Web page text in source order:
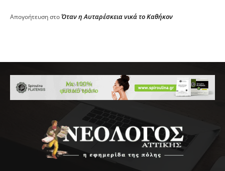
ΑπογοήτευσηστοΌταν η Αυταρέσκεια νικά το Καθήκον